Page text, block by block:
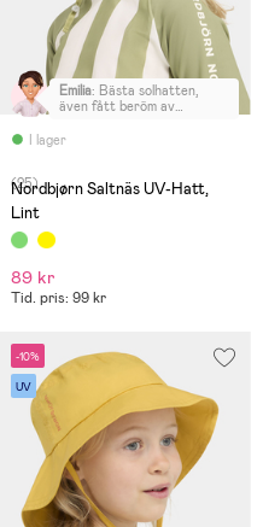
I lager
Emilia: Bästa solhatten,
även fått beröm av
längre i bak så nacken
och snart 3 åringen kan
även göra det själv.
(25)
Nordbjørn Saltnäs UV-Hatt,
Lint
89 kr
Tid. pris: 99 kr
-10%
UV